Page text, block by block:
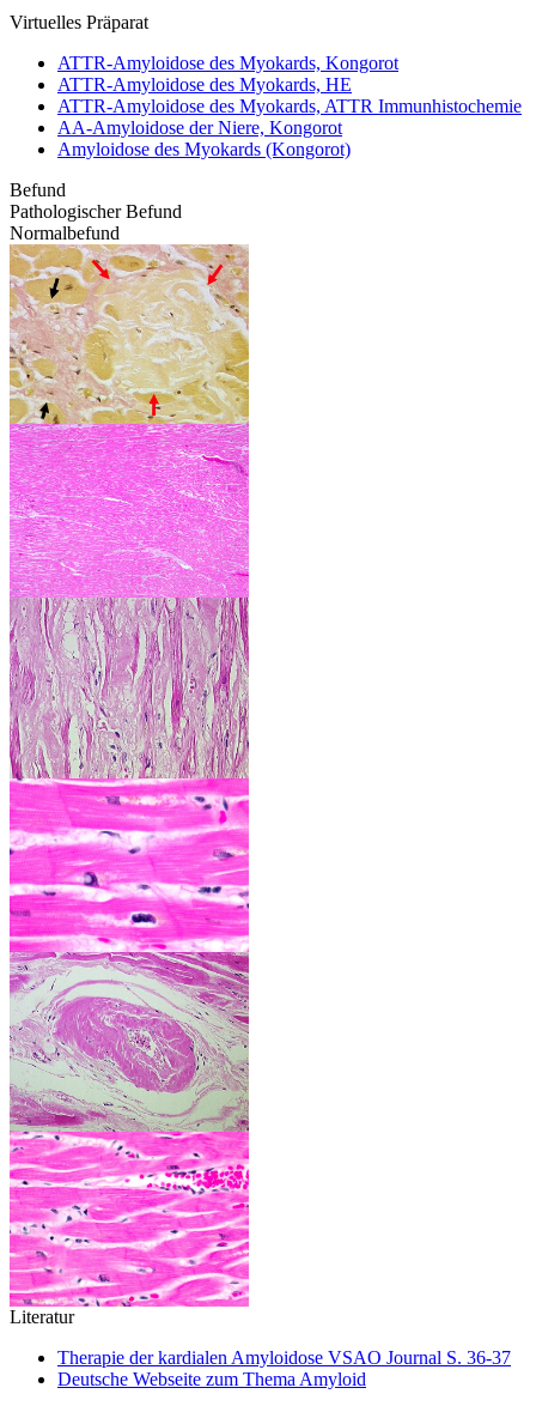
Virtuelles Präparat
ATTR-Amyloidose des Myokards, Kongorot
ATTR-Amyloidose des Myokards, HE
ATTR-Amyloidose des Myokards, ATTR Immunhistochemie
AA-Amyloidose der Niere, Kongorot
Amyloidose des Myokards (Kongorot)
Befund
Pathologischer Befund
Normalbefund
Literatur
Therapie der kardialen Amyloidose VSAO Journal S. 36-37
Deutsche Webseite zum Thema Amyloid